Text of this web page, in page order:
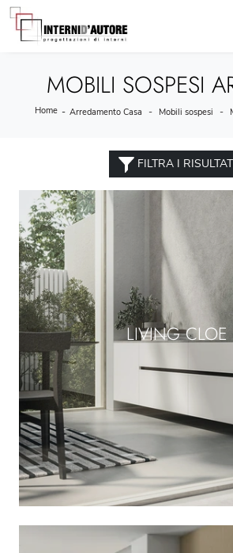
MOBILI SOSPESI
Home - Arredamento Casa - Mobili sospesi -
FILTRA I
LIVING CLOE